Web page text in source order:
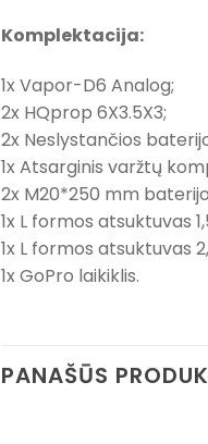
Komplektacija:
1x Vapor-D6 Analog;
2x HQprop 6X3.5X3;
2x Neslystančios
1x Atsarginis varžtų
2x M20*250 mm
1x L formos atsuktuvas
1x L formos atsuktuvas
1x GoPro laikiklis.
PANAŠŪS